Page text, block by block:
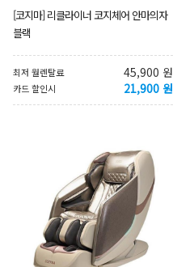
[코지마] 리클라이너 코지체어 안마의자
블랙
최저 월렌탈료 45,900 원
카드 할인시 21,900 원